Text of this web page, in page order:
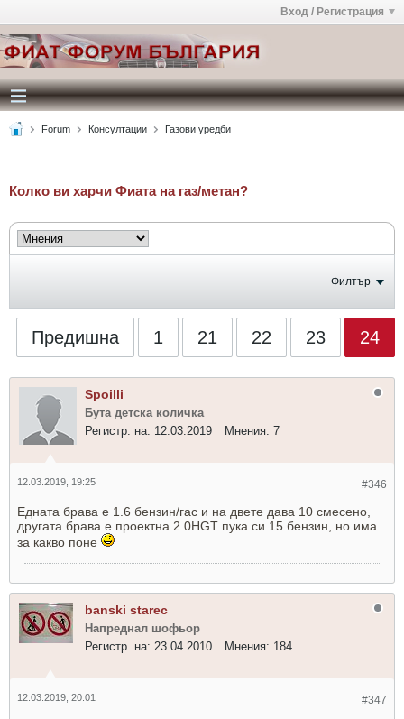
Вход / Регистрация
Forum Консултации Газови уредби
Колко ви харчи Фиата на газ/метан?
Филтър
Предишна 1 21 22 23 24
Spoilli
Бута детска количка
Регистр. на: 12.03.2019 Мнения: 7
#346
12.03.2019, 19:25
Едната брава е 1.6 бензин/гас и на двете дава 10 смесено,
другата брава е проектна 2.0HGT пука си 15 бензин, но има
за какво поне
banski starec
Напреднал шофьор
Регистр. на: 23.04.2010 Мнения: 184
#347
12.03.2019, 20:01